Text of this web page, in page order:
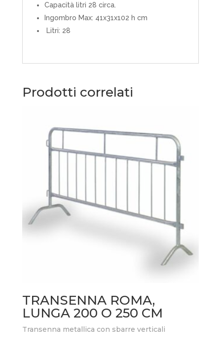
Capacità litri 28 circa.
Ingombro Max: 41x31x102 h cm
Litri: 28
Prodotti correlati
TRANSENNA ROMA,
LUNGA 200 O 250 CM
Transenna metallica con sbarre verticali